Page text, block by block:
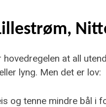
hovedregelen at all
lyng. Men det er lov:
og tenne mindre bål i